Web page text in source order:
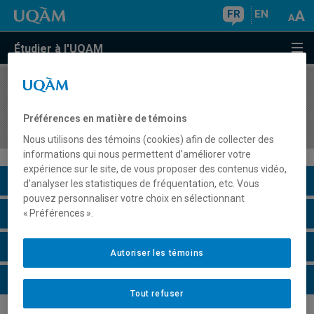
FR EN
Étudier à l'UQAM
COURS//
industries créatives
Description du cours
Horaire - Été 2026
Horaire - Automne 2026
Horaire - Hiver 2027
Préférences en matière de témoins
Nous utilisons des témoins (cookies) afin de collecter des
informations qui nous permettent d’améliorer votre
expérience sur le site, de vous proposer des contenus vidéo,
d’analyser les statistiques de fréquentation, etc. Vous
pouvez personnaliser votre choix en sélectionnant
« Préférences ».
Tout refuser
Autoriser les témoins